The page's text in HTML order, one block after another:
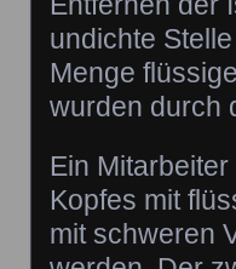
undichte
Menge
wurden durch
Ein
Kopfes mit
mit schweren